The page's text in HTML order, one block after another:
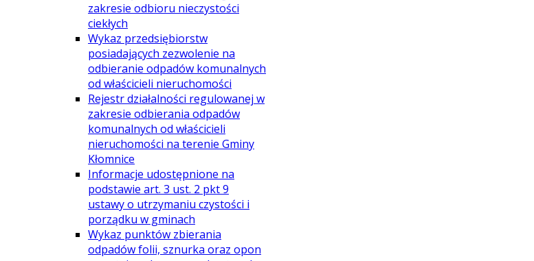
zakresie odbioru nieczystości
ciekłych
Wykaz przedsiębiorstw
posiadających zezwolenie na
odbieranie odpadów komunalnych
od właścicieli nieruchomości
Rejestr działalności regulowanej w
zakresie odbierania odpadów
komunalnych od właścicieli
nieruchomości na terenie Gminy
Kłomnice
Informacje udostępnione na
podstawie art. 3 ust. 2 pkt 9
ustawy o utrzymaniu czystości i
porządku w gminach
Wykaz punktów zbierania
odpadów folii, sznurka oraz opon